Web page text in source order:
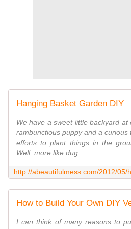
Hanging Basket Garden DIY
We have a sweet little backyard
rambunctious puppy and a
efforts to plant things in the
Well, more like dug ...
How to Build Your Own DIY
I can think of many reasons to